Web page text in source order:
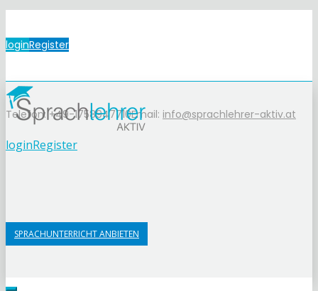
loginRegister
Telefon: +49-1758947710Email: info@sprachlehrer-aktiv.at
loginRegister
SPRACHUNTERRICHT ANBIETEN